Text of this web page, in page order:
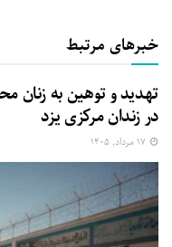
خبرهای مرتبط
تهدید و توهین به زنان
در زندان مرکزی یزد